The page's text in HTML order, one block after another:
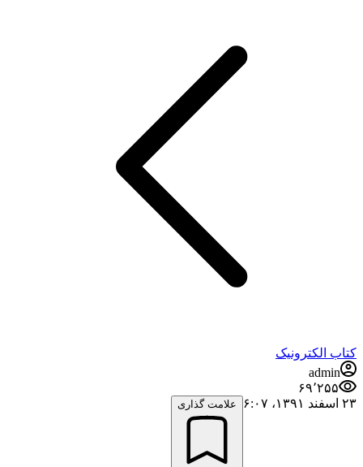
کتاب الکترونیک
admin
۶۹٬۲۵۵
۲۳ اسفند ۱۳۹۱،‏ ۶:۰۷
علامت گذاری